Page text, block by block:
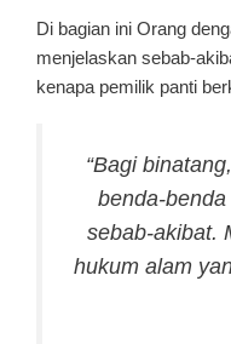
Di bagian ini Orang
menjelaskan sebab-
kenapa pemilik panti
“Bagi
benda-
sebab-akibat.
hukum alam